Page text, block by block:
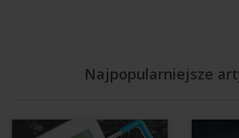
Najpopularniejsze